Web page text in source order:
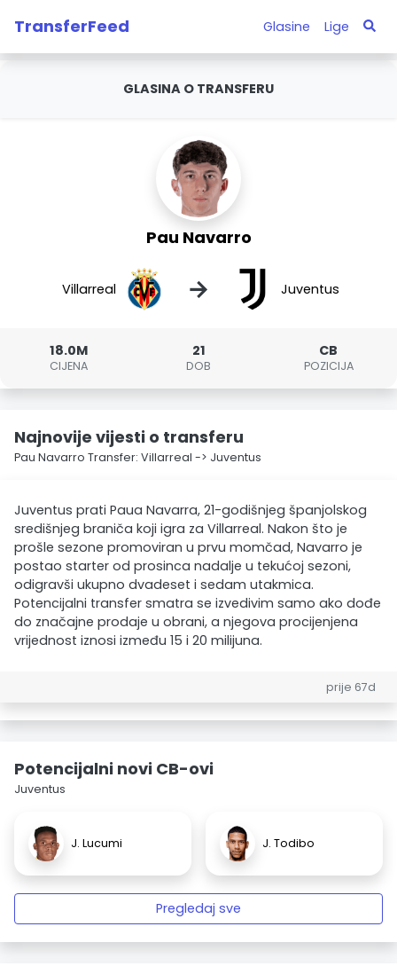
TransferFeed Glasine Lige
GLASINA O TRANSFERU
Pau Navarro
Villarreal → Juventus
18.0M
CIJENA
21
DOB
CB
POZICIJA
Najnovije vijesti o transferu
Pau Navarro Transfer: Villarreal -> Juventus
Juventus prati Paua Navarra, 21-godišnjeg španjolskog
središnjeg braniča koji igra za Villarreal. Nakon što je
prošle sezone promoviran u prvu momčad, Navarro je
postao starter od prosinca nadalje u tekućoj sezoni,
odigravši ukupno dvadeset i sedam utakmica.
Potencijalni transfer smatra se izvedivim samo ako dođe
do značajne prodaje u obrani, a njegova procijenjena
vrijednost iznosi između 15 i 20 milijuna.
prije 67d
Potencijalni novi CB-ovi
Juventus
J. Lucumi J. Todibo
Pregledaj sve